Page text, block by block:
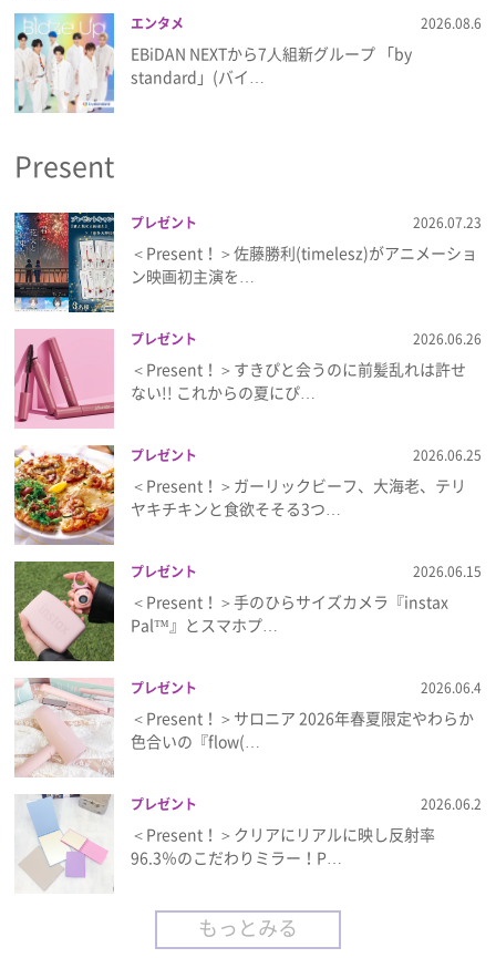
利用規約
お問い合わせ
エンタメ 2026.08.6
EBiDAN NEXTから7⼈組新グループ 「by
standard」(バイ…
Present
プレゼント 2026.07.23
＜Present！＞佐藤勝利(timelesz)がアニメーショ
ン映画初主演を…
プレゼント 2026.06.26
＜Present！＞すきぴと会うのに前髪乱れは許せ
ない!! これからの夏にぴ…
プレゼント 2026.06.25
＜Present！＞ガーリックビーフ、大海老、テリ
ヤキチキンと食欲そそる3つ…
プレゼント 2026.06.15
＜Present！＞手のひらサイズカメラ『instax
Pal™』とスマホプ…
プレゼント 2026.06.4
＜Present！＞サロニア 2026年春夏限定やわらか
色合いの『flow(…
プレゼント 2026.06.2
＜Present！＞クリアにリアルに映し反射率
96.3％のこだわりミラー！P…
もっとみる